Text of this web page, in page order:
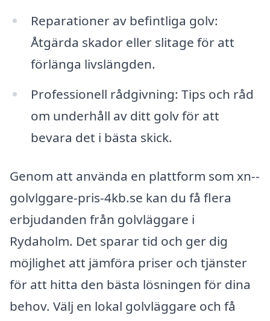
Reparationer av befintliga golv:
Åtgärda skador eller slitage för att
förlänga livslängden.
Professionell rådgivning: Tips och råd
om underhåll av ditt golv för att
bevara det i bästa skick.
Genom att använda en plattform som xn--
golvlggare-pris-4kb.se kan du få flera
erbjudanden från golvläggare i
Rydaholm. Det sparar tid och ger dig
möjlighet att jämföra priser och tjänster
för att hitta den bästa lösningen för dina
behov. Välj en lokal golvläggare och få